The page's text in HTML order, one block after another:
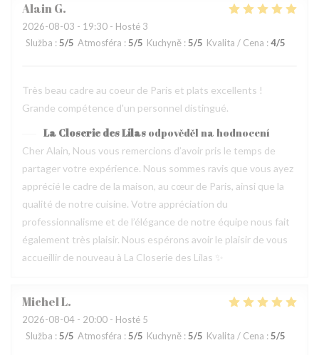
AlainG
2026-08-03 - 19:30 - Hosté 3
Služba : 5/5 Atmosféra : 5/5 Kuchyně : 5/5 Kvalita / Cena : 4/5
Très beau cadre au coeur de Paris et plats excellents !
Grande compétence d'un personnel distingué.
La Closerie des Lilas odpověděl na hodnocení
Cher Alain, Nous vous remercions d’avoir pris le temps de
partager votre expérience. Nous sommes ravis que vous ayez
apprécié le cadre de la maison, au cœur de Paris, ainsi que la
qualité de notre cuisine. Votre appréciation du
professionnalisme et de l’élégance de notre équipe nous fait
également très plaisir. Nous espérons avoir le plaisir de vous
accueillir de nouveau à La Closerie des Lilas ✨
MichelL
2026-08-04 - 20:00 - Hosté 5
Služba : 5/5 Atmosféra : 5/5 Kuchyně : 5/5 Kvalita / Cena : 5/5